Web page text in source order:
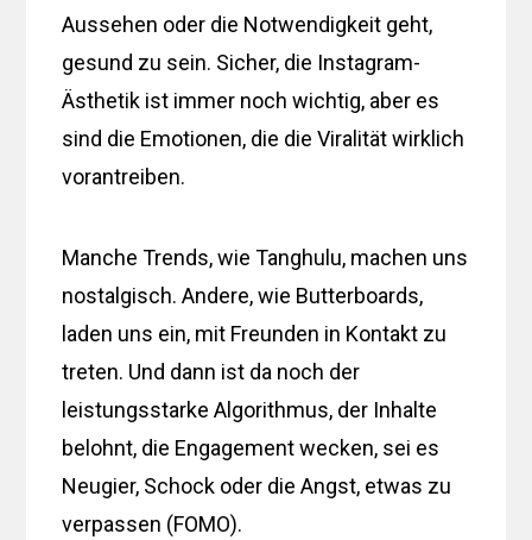
Aussehen oder die Notwendigkeit geht,
gesund zu sein. Sicher, die Instagram-
Ästhetik ist immer noch wichtig, aber es
sind die Emotionen, die die Viralität wirklich
vorantreiben.
Manche Trends, wie Tanghulu, machen uns
nostalgisch. Andere, wie Butterboards,
laden uns ein, mit Freunden in Kontakt zu
treten. Und dann ist da noch der
leistungsstarke Algorithmus, der Inhalte
belohnt, die Engagement wecken, sei es
Neugier, Schock oder die Angst, etwas zu
verpassen (FOMO).